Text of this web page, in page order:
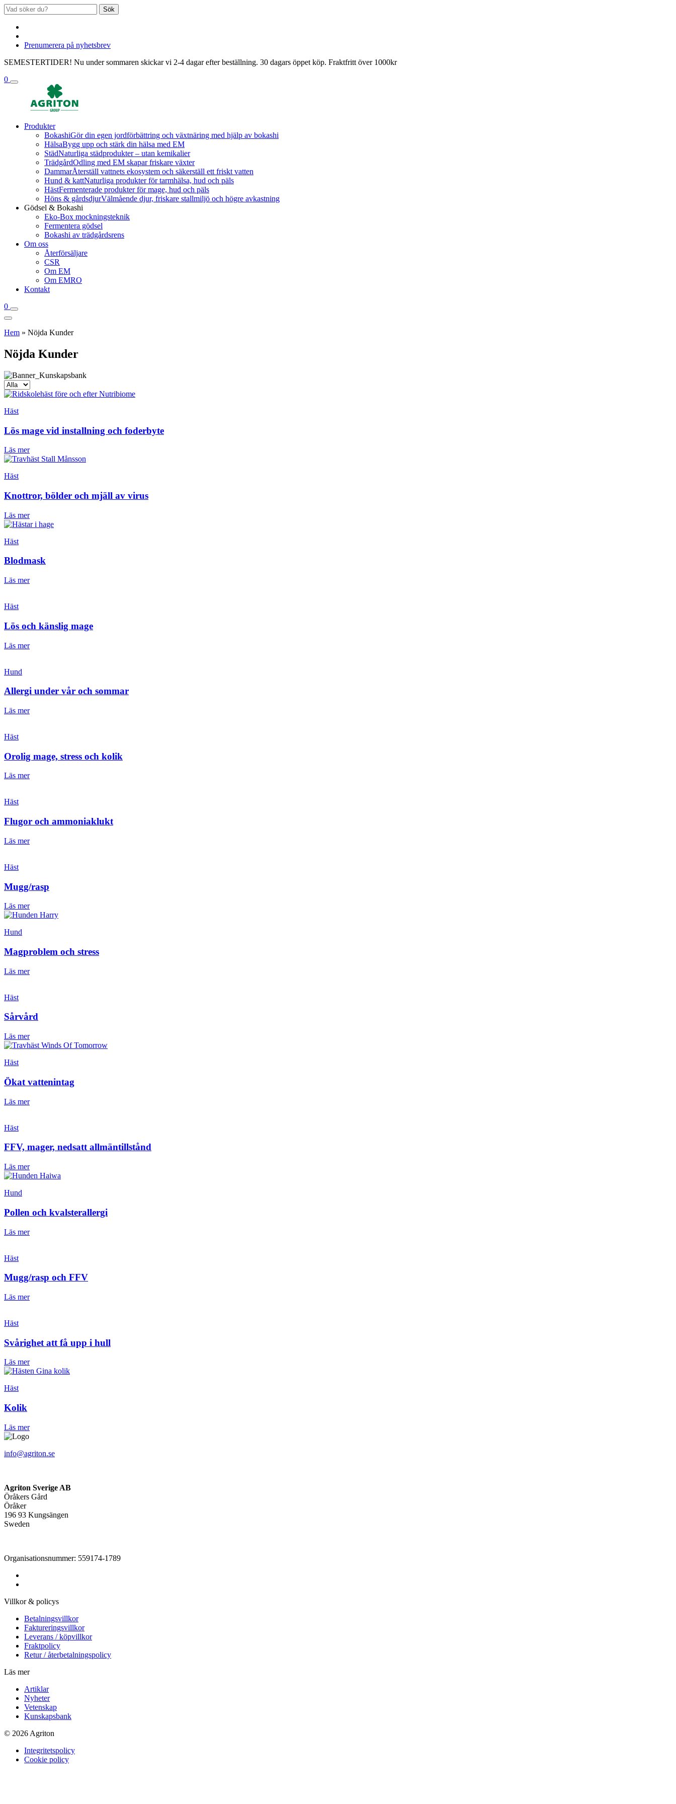
Sök
Prenumerera på nyhetsbrev
SEMESTERTIDER! Nu under sommaren skickar vi 2-4 dagar efter beställning. 30 dagars öppet köp. Fraktfritt över 1000kr
0
Produkter
BokashiGör din egen jordförbättring och växtnäring med hjälp av bokashi
HälsaBygg upp och stärk din hälsa med EM
StädNaturliga städprodukter – utan kemikalier
TrädgårdOdling med EM skapar friskare växter
DammarÅterställ vattnets ekosystem och säkerställ ett friskt vatten
Hund & kattNaturliga produkter för tarmhälsa, hud och päls
HästFermenterade produkter för mage, hud och päls
Höns & gårdsdjurVälmående djur, friskare stallmiljö och högre avkastning
Gödsel & Bokashi
Eko-Box mockningsteknik
Fermentera gödsel
Bokashi av trädgårdsrens
Om oss
Återförsäljare
CSR
Om EM
Om EMRO
Kontakt
0
Hem » Nöjda Kunder
Nöjda Kunder
Häst
Lös mage vid installning och foderbyte
Läs mer
Häst
Knottror, bölder och mjäll av virus
Läs mer
Häst
Blodmask
Läs mer
Häst
Lös och känslig mage
Läs mer
Hund
Allergi under vår och sommar
Läs mer
Häst
Orolig mage, stress och kolik
Läs mer
Häst
Flugor och ammoniaklukt
Läs mer
Häst
Mugg/rasp
Läs mer
Hund
Magproblem och stress
Läs mer
Häst
Sårvård
Läs mer
Häst
Ökat vattenintag
Läs mer
Häst
FFV, mager, nedsatt allmäntillstånd
Läs mer
Hund
Pollen och kvalsterallergi
Läs mer
Häst
Mugg/rasp och FFV
Läs mer
Häst
Svårighet att få upp i hull
Läs mer
Häst
Kolik
Läs mer
info@agriton.se
Agriton Sverige AB
Öråkers Gård
Öråker
196 93 Kungsängen
Sweden
Organisationsnummer: 559174-1789
Villkor & policys
Betalningsvillkor
Faktureringsvillkor
Leverans / köpvillkor
Fraktpolicy
Retur / återbetalningspolicy
Läs mer
Artiklar
Nyheter
Vetenskap
Kunskapsbank
© 2026 Agriton
Integritetspolicy
Cookie policy